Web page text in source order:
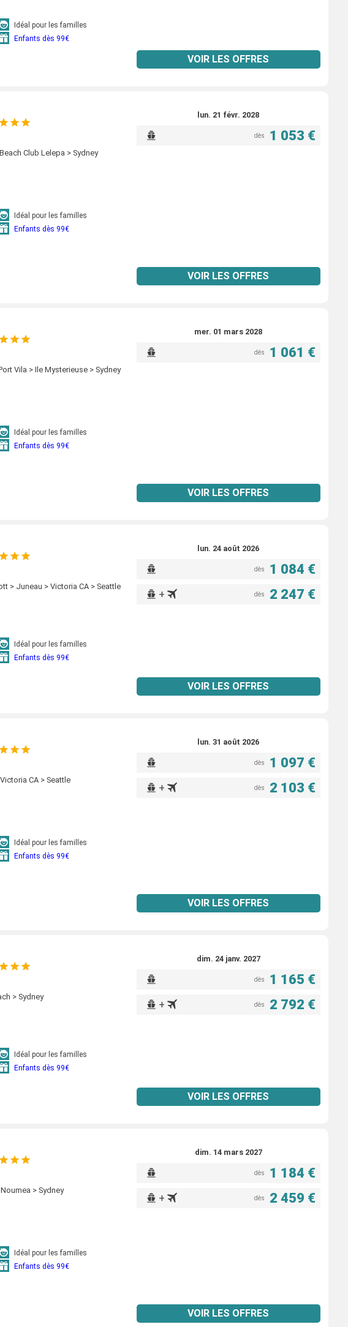
Idéal pour les familles
Enfants dès 99€
VOIR LES OFFRES
Club Lelepa > Sydney
Idéal pour les familles
Enfants dès 99€
lun. 21 févr. 2028
dès 1 053 €
VOIR LES OFFRES
Vila > Ile Mysterieuse > Sydney
Idéal pour les familles
Enfants dès 99€
mer. 01 mars 2028
dès 1 061 €
VOIR LES OFFRES
> Juneau > Victoria CA > Seattle
Idéal pour les familles
Enfants dès 99€
lun. 24 août 2026
dès 1 084 €
+ dès 2 247 €
VOIR LES OFFRES
CA > Seattle
Idéal pour les familles
Enfants dès 99€
lun. 31 août 2026
dès 1 097 €
+ dès 2 103 €
VOIR LES OFFRES
> Sydney
Idéal pour les familles
Enfants dès 99€
dim. 24 janv. 2027
dès 1 165 €
+ dès 2 792 €
VOIR LES OFFRES
> Sydney
Idéal pour les familles
Enfants dès 99€
dim. 14 mars 2027
dès 1 184 €
+ dès 2 459 €
VOIR LES OFFRES